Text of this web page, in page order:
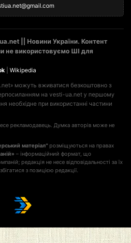
|| Новини України. Контент
не використовуємо ШІ для
Wikipedia
можуть вживатися безкоштовно з
на vesti-ua.net у першому
необхідне при використанні частини
рекламодавець. Думка авторів може не
матеріал" розміщуються на правах
– інформаційний формат, що
редакція не несе відповідальності за їх
з позицією редакції.